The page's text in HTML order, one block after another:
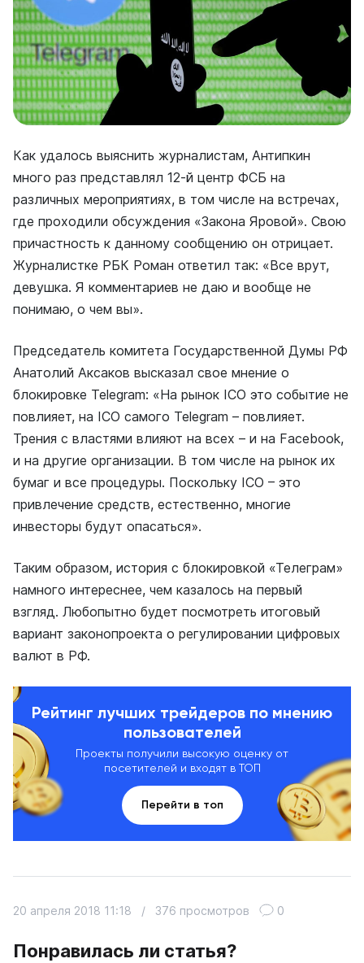
Как удалось выяснить журналистам, Антипкин
много раз представлял 12-й центр ФСБ на
различных мероприятиях, в том числе на встречах,
где проходили обсуждения «Закона Яровой». Свою
причастность к данному сообщению он отрицает.
Журналистке РБК Роман ответил так: «Все врут,
девушка. Я комментариев не даю и вообще не
понимаю, о чем вы».
Председатель комитета Государственной Думы РФ
Анатолий Аксаков высказал свое мнение о
блокировке Telegram: «На рынок ICO это событие не
повлияет, на ICO самого Telegram – повлияет.
Трения с властями влияют на всех – и на Facebook,
и на другие организации. В том числе на рынок их
бумаг и все процедуры. Поскольку ICO – это
привлечение средств, естественно, многие
инвесторы будут опасаться».
Таким образом, история с блокировкой «Телеграм»
намного интереснее, чем казалось на первый
взгляд. Любопытно будет посмотреть итоговый
вариант законопроекта о регулировании цифровых
валют в РФ.
Рейтинг лучших трейдеров по мнению
пользователей
Проекты получили высокую оценку от
посетителей и входят в ТОП
Перейти в топ
Понравилась ли статья?
20 апреля 2018 11:18 / 376 просмотров 0